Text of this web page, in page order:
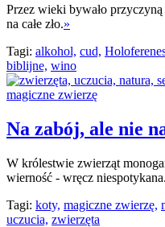
Przez wieki bywało
na całe zło.»
Tagi: alkohol, cud,
biblijne, wino
Na zabój, ale nie
W królestwie zwierząt
wierność - wręcz niespotykana.
Tagi: koty, magiczne zwierzę,
uczucia, zwierzęta